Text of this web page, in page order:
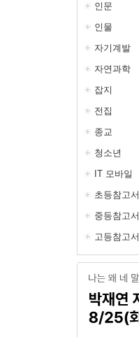
인문
인물
자기계발
자연과학
잡지
전집
종교
청소년
IT 모바일
초등참고서
중등참고서
고등참고서